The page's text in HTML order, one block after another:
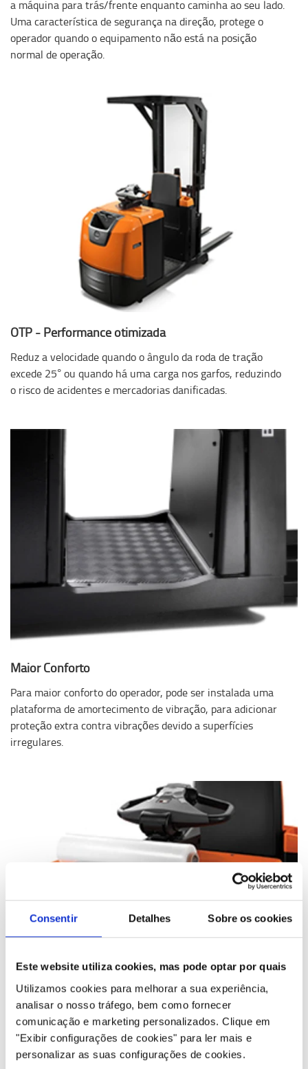
Consentir Detalhes Sobre os cookies
Este website utiliza cookies, mas pode optar por quais
Utilizamos cookies para melhorar a sua experiência,
analisar o nosso tráfego, bem como fornecer
comunicação e marketing personalizados. Clique em
"Exibir configurações de cookies" para ler mais e
personalizar as suas configurações de cookies.
a máquina para trás/frente enquanto caminha ao seu lado.
Uma característica de segurança na direção, protege o
operador quando o equipamento não está na posição
normal de operação.
OTP - Performance otimizada
Reduz a velocidade quando o ângulo da roda de tração
excede 25° ou quando há uma carga nos garfos, reduzindo
o risco de acidentes e mercadorias danificadas.
Maior Conforto
Para maior conforto do operador, pode ser instalada uma
plataforma de amortecimento de vibração, para adicionar
proteção extra contra vibrações devido a superfícies
irregulares.
Armazenamento
Fácil armazenamento e acesso a filme retrátil e
ferramentas.